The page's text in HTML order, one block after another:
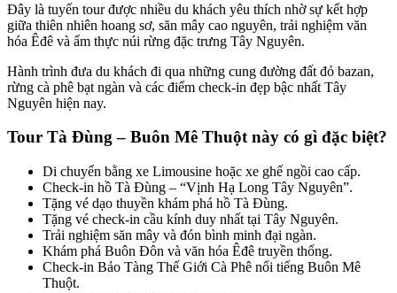
Đây là tuyến tour được nhiều du khách yêu thích nhờ sự kết hợp
giữa thiên nhiên hoang sơ, săn mây cao nguyên, trải nghiệm văn
hóa Êđê và ẩm thực núi rừng đặc trưng Tây Nguyên.
Hành trình đưa du khách đi qua những cung đường đất đỏ bazan,
rừng cà phê bạt ngàn và các điểm check-in đẹp bậc nhất Tây
Nguyên hiện nay.
Tour Tà Đùng – Buôn Mê Thuột này có gì đặc biệt?
Di chuyển bằng xe Limousine hoặc xe ghế ngồi cao cấp.
Check-in hồ Tà Đùng – “Vịnh Hạ Long Tây Nguyên”.
Tặng vé dạo thuyền khám phá hồ Tà Đùng.
Tặng vé check-in cầu kính duy nhất tại Tây Nguyên.
Trải nghiệm săn mây và đón bình minh đại ngàn.
Khám phá Buôn Đôn và văn hóa Êđê truyền thống.
Check-in Bảo Tàng Thế Giới Cà Phê nổi tiếng Buôn Mê
Thuột.